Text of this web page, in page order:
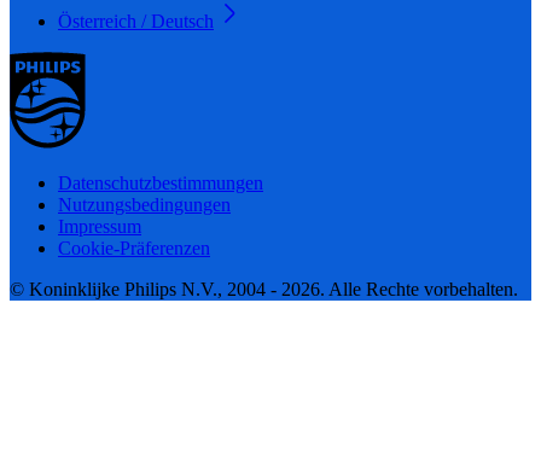
Österreich / Deutsch
Datenschutzbestimmungen
Nutzungsbedingungen
Impressum
Cookie-Präferenzen
© Koninklijke Philips N.V., 2004 - 2026. Alle Rechte vorbehalten.